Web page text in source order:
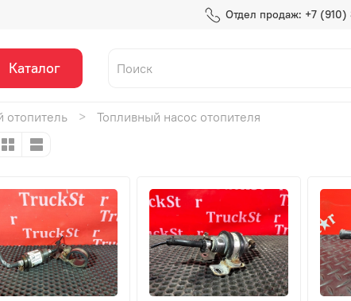
Отдел продаж: +7 (910)
Каталог
отопитель Топливный насос отопителя